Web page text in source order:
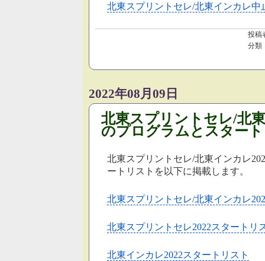
北東スプリントセレ/北東インカレ中
投稿
分類
2022年08月09日
北東スプリントセレ/北
のプログラムとスター
北東スプリントセレ/北東インカレ
ートリストを以下に掲載します。
北東スプリントセレ/北東インカレ
北東スプリントセレ2022スタートリ
北東インカレ2022スタートリスト